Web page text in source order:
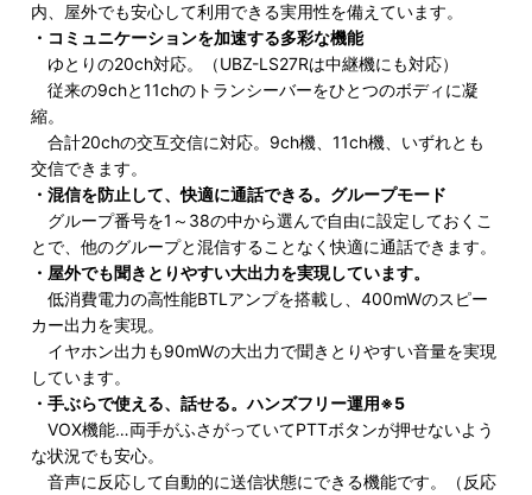
内、屋外でも安心して利用できる実用性を備えています。
・コミュニケーションを加速する多彩な機能
ゆとりの20ch対応。（UBZ-LS27Rは中継機にも対応）
従来の9chと11chのトランシーバーをひとつのボディに凝
縮。
合計20chの交互交信に対応。9ch機、11ch機、いずれとも
交信できます。
・混信を防止して、快適に通話できる。グループモード
グループ番号を1～38の中から選んで自由に設定しておくこ
とで、他のグループと混信することなく快適に通話できます。
・屋外でも聞きとりやすい大出力を実現しています。
低消費電力の高性能BTLアンプを搭載し、400mWのスピー
カー出力を実現。
イヤホン出力も90mWの大出力で聞きとりやすい音量を実現
しています。
・手ぶらで使える、話せる。ハンズフリー運用※5
VOX機能…両手がふさがっていてPTTボタンが押せないよう
な状況でも安心。
音声に反応して自動的に送信状態にできる機能です。（反応